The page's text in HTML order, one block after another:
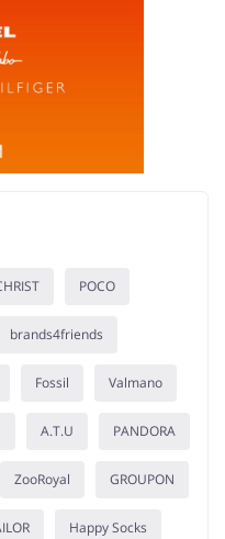
POCO
brands4friends
Fossil Valmano
A.T.U PANDORA
ZooRoyal GROUPON
Happy Socks